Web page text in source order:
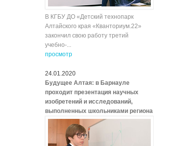
В КГБУ ДО «Детский технопарк
Алтайского края «Кванториум.22»
закончил свою работу третий
учебно-...
просмотр
24.01.2020
Будущее Алтая: в Барнауле
проходит презентация научных
изобретений и исследований,
выполненных школьниками региона